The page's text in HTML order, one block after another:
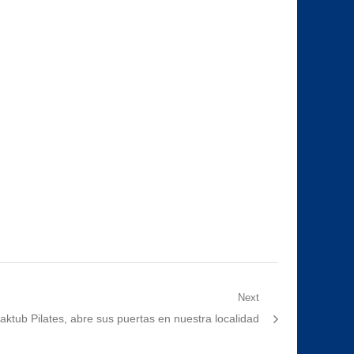
Next
Pilates, abre sus puertas en nuestra localidad